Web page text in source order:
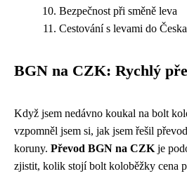
Bezpečnost při směně leva
Cestování s levami do Česka
BGN na CZK: Rychlý
Když jsem nedávno koukal na bolt
vzpomněl jsem si, jak jsem řešil
koruny. Převod BGN na CZK je
zjistit, kolik stojíbolt koloběžky cena